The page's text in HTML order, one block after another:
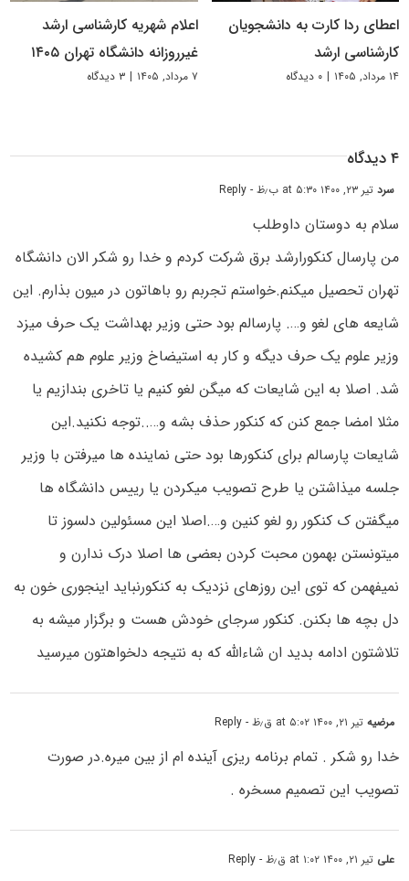
اعطای ردا کارت به دانشجویان
کارشناسی ارشد
۱۴ مرداد, ۱۴۰۵ | ۰ دیدگاه
اعلام شهریه کارشناسی ارشد
غیرروزانه دانشگاه تهران ۱۴۰۵
۷ مرداد, ۱۴۰۵ | ۳ دیدگاه
۴ دیدگاه
سردتیر ۲۳, ۱۴۰۰ at ۵:۳۰ ب٫ظ - Reply
سلام به دوستان داوطلب
من پارسال کنکورارشد برق شرکت کردم و خدا رو شکر الان دانشگاه
تهران تحصیل میکنم.خواستم تجربم رو باهاتون در میون بذارم. این
شایعه های لغو و…. پارسالم بود حتی وزیر بهداشت یک حرف میزد
وزیر علوم یک حرف دیگه و کار به استیضاخ وزیر علوم هم کشیده
شد. اصلا به این شایعات که میگن لغو کنیم یا تاخری بندازیم یا
مثلا امضا جمع کنن که کنکور حذف بشه و…..توجه نکنید.این
شایعات پارسالم برای کنکورها بود حتی نماینده ها میرفتن با وزیر
جلسه میذاشتن یا طرح تصویب میکردن یا رییس دانشگاه ها
میگفتن ک کنکور رو لغو کنین و….اصلا این مسئولین دلسوز تا
میتونستن بهمون محبت کردن بعضی ها اصلا درک ندارن و
نمیفهمن که توی این روزهای نزدیک به کنکورنباید اینجوری خون به
دل بچه ها بکنن. کنکور سرجای خودش هست و برگزار میشه به
تلاشتون ادامه بدید ان شاءالله که به نتیجه دلخواهتون میرسید
مرضیهتیر ۲۱, ۱۴۰۰ at ۵:۰۲ ق٫ظ - Reply
خدا رو شکر . تمام برنامه ریزی آینده ام از بین میره.در صورت
تصویب این تصمیم مسخره .
علی تیر ۲۱, ۱۴۰۰ at ۱:۰۲ ق٫ظ - Reply